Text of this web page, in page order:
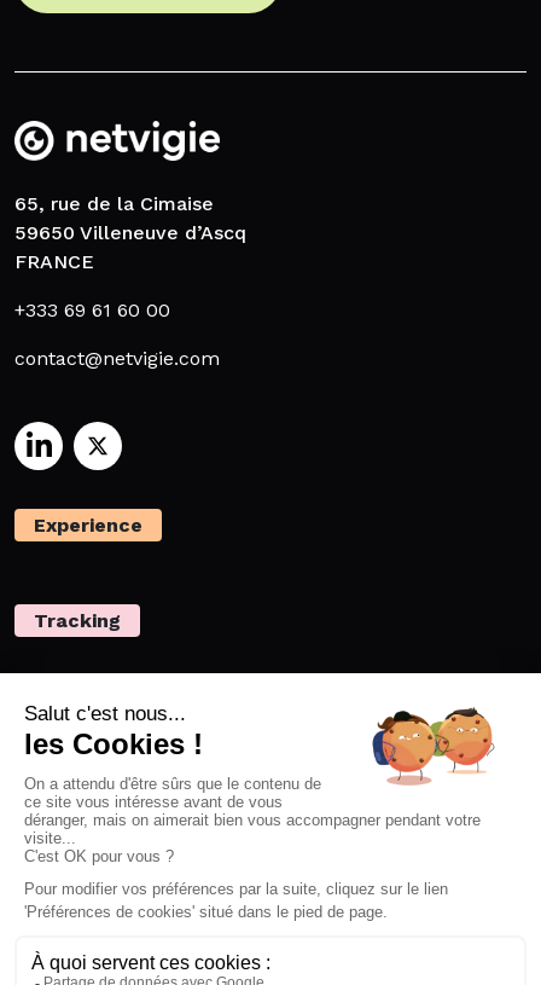
65, rue de la Cimaise
59650 Villeneuve d’Ascq
FRANCE
+333 69 61 60 00
contact@netvigie.com
Experience
Tracking
Privacy
Ressources
Netvigie
Nous contacter